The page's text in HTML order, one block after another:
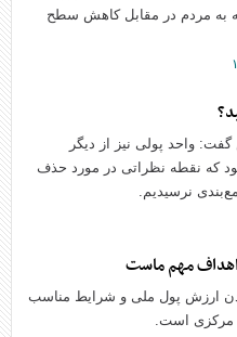
به مردم در مقابل کاهش سطح
واحد پولی نیز از دیگر
که نقطه نظراتی در مورد حذف
نرسیدیم.
اهداف مهم ماست
ارزش پول ملی و شرایط مناسب
مرکزی است.